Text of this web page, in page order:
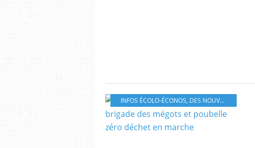
INFOS ÉCOLO-ÉCONOS, DES NOUVELLES DE...